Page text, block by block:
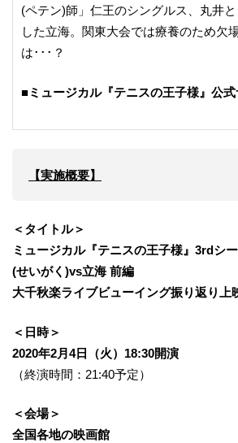
(ペテン)師」仁王のシングルス、丸井
した立海。関東大会では療養のため欠
は･･･？
■ミュージカル『テニスの王子様』公式
【実施概要】
＜タイトル＞
ミュージカル『テニスの王子様』3rdシ
(せいがく)vs立海 前編
大千秋楽ライブビューイング振り返り上
＜日時＞
2020年2月4日（火）18:30開演
（終演時間：21:40予定）
＜会場＞
全国各地の映画館